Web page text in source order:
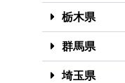
栃木県
群馬県
埼玉県